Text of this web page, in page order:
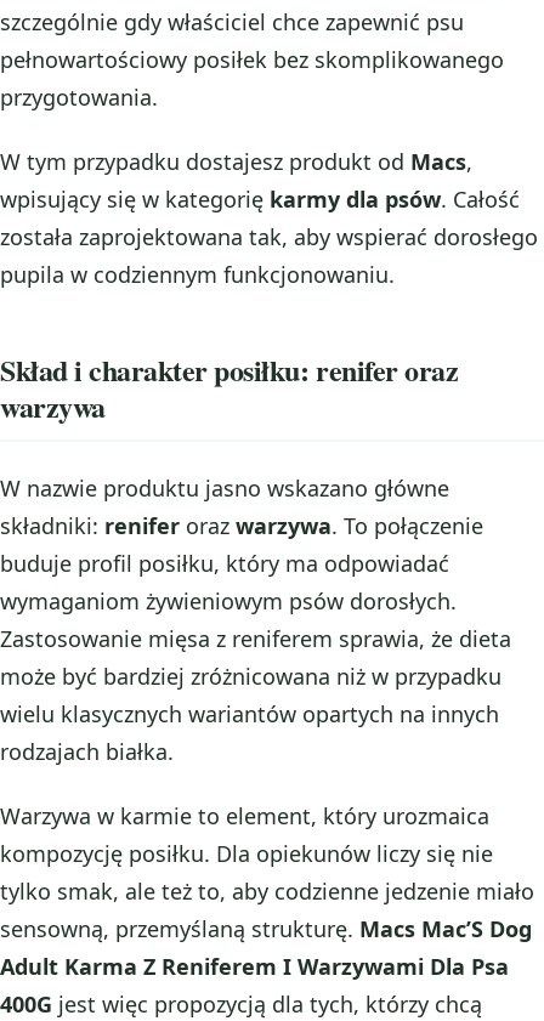
szczególnie gdy właściciel chce zapewnić psu
pełnowartościowy posiłek bez skomplikowanego
przygotowania.
W tym przypadku dostajesz produkt od Macs,
wpisujący się w kategorię karmy dla psów. Całość
została zaprojektowana tak, aby wspierać dorosłego
pupila w codziennym funkcjonowaniu.
Skład i charakter posiłku: renifer oraz
warzywa
W nazwie produktu jasno wskazano główne
składniki: renifer oraz warzywa. To połączenie
buduje profil posiłku, który ma odpowiadać
wymaganiom żywieniowym psów dorosłych.
Zastosowanie mięsa z reniferem sprawia, że dieta
może być bardziej zróżnicowana niż w przypadku
wielu klasycznych wariantów opartych na innych
rodzajach białka.
Warzywa w karmie to element, który urozmaica
kompozycję posiłku. Dla opiekunów liczy się nie
tylko smak, ale też to, aby codzienne jedzenie miało
sensowną, przemyślaną strukturę. Macs Mac’S Dog
Adult Karma Z Reniferem I Warzywami Dla Psa
400G jest więc propozycją dla tych, którzy chcą